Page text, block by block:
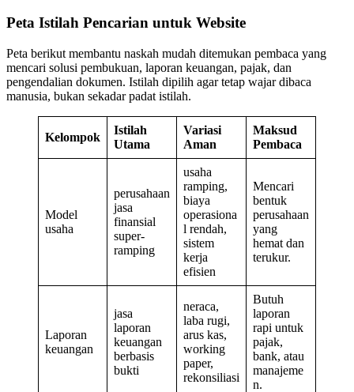
Peta Istilah Pencarian untuk Website
Peta berikut membantu naskah mudah ditemukan pembaca yang
mencari solusi pembukuan, laporan keuangan, pajak, dan
pengendalian dokumen. Istilah dipilih agar tetap wajar dibaca
manusia, bukan sekadar padat istilah.
Kelompok
Istilah
Utama
Variasi
Aman
Maksud
Pembaca
Model
usaha
perusahaan
jasa
finansial
super-
ramping
usaha
ramping,
biaya
operasiona
l rendah,
sistem
kerja
efisien
Mencari
bentuk
perusahaan
yang
hemat dan
terukur.
Laporan
keuangan
jasa
laporan
keuangan
berbasis
bukti
neraca,
laba rugi,
arus kas,
working
paper,
rekonsiliasi
Butuh
laporan
rapi untuk
pajak,
bank, atau
manajeme
n.